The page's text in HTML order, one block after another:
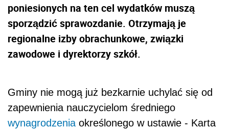
poniesionych na ten cel wydatków muszą
sporządzić sprawozdanie. Otrzymają je
regionalne izby obrachunkowe, związki
zawodowe i dyrektorzy szkół.
Gminy nie mogą już bezkarnie uchylać się od
zapewnienia nauczycielom średniego
wynagrodzenia określonego w ustawie - Karta